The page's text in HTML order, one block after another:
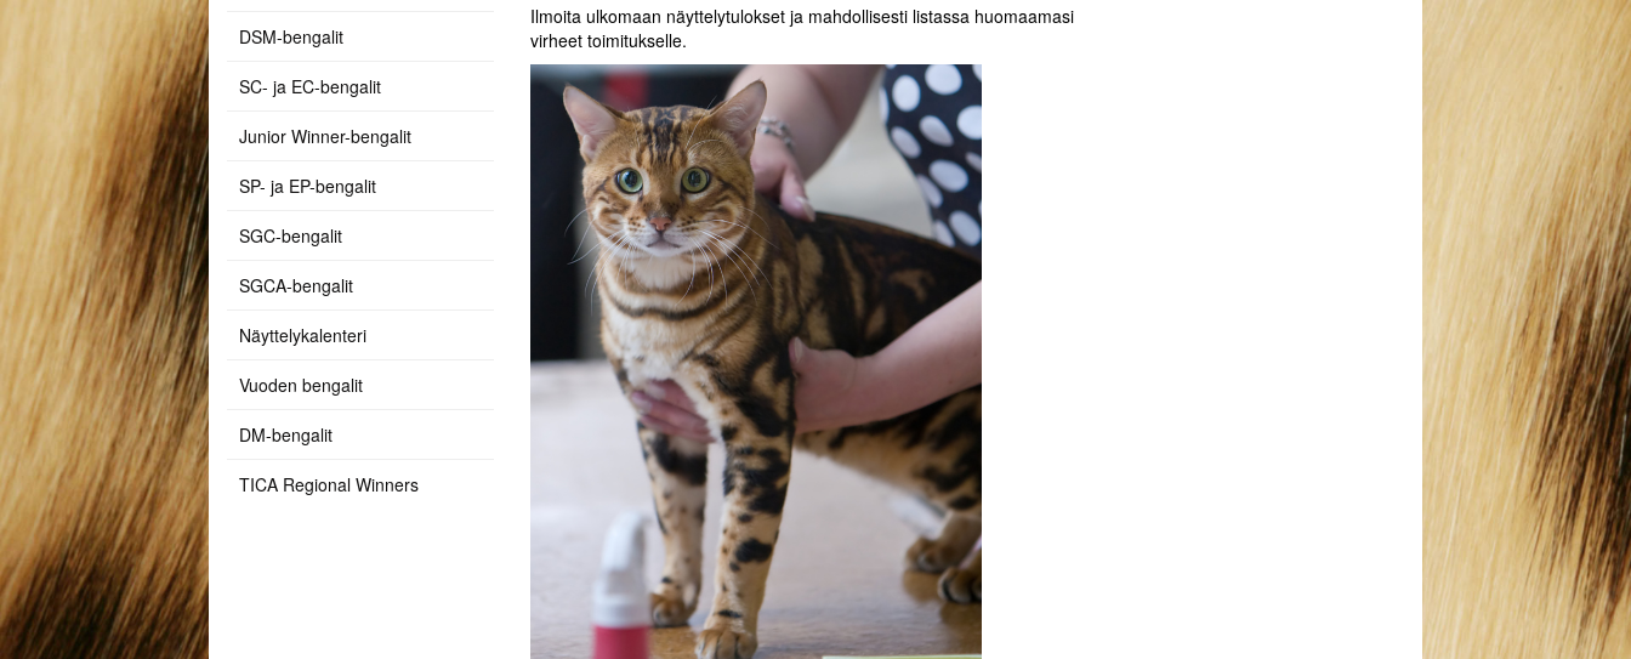
Ilmoita ulkomaan näyttelytulokset ja mahdollisesti listassa huomaamasi
virheet toimitukselle.
DSM-bengalit
SC- ja EC-bengalit
Junior Winner-bengalit
SP- ja EP-bengalit
SGC-bengalit
SGCA-bengalit
Näyttelykalenteri
Vuoden bengalit
DM-bengalit
TICA Regional Winners